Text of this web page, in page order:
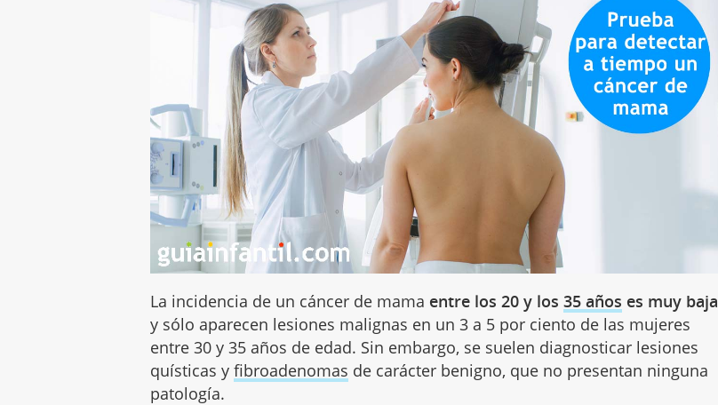
La incidencia de un cáncer de mama entre los 20 y los35 años es muy baja
y sólo aparecen lesiones malignas en un 3 a 5 por ciento de las mujeres
entre 30 y 35 años de edad. Sin embargo, se suelen diagnosticar lesiones
quísticas yfibroadenomas de carácter benigno, que no presentan ninguna
patología.